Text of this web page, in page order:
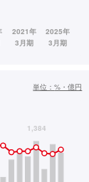
単位：%・億円